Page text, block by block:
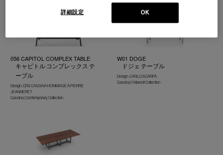
056 CAPITOL COMPLEX TABLE
キャピトル コンプレックス テ
ーブル
Design : CRS CASSINA HOMMAGE Á PIERRE
JEANNERET
Cassina | Contemporary Collection
W01 DOGE
ドジェ テーブル
Design : CARLO SCARPA
Cassina | I Maestri Collection
OK
詳細設定